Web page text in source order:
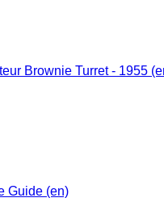
Brownie Turret - 1955
Guide (en)